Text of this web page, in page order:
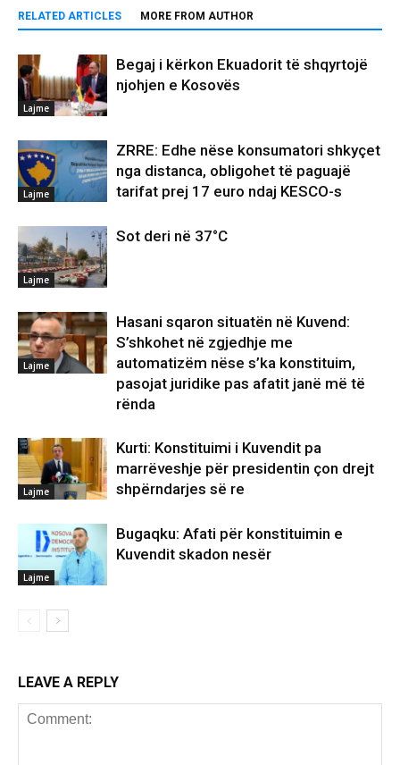
RELATED ARTICLES MORE FROM AUTHOR
Lajme
Begaj i kërkon Ekuadorit të shqyrtojë
njohjen e Kosovës
Lajme
ZRRE: Edhe nëse konsumatori shkyçet
nga distanca, obligohet të paguajë
tarifat prej 17 euro ndaj KESCO-s
Lajme
Sot deri në 37°C
Lajme
Hasani sqaron situatën në Kuvend:
S’shkohet në zgjedhje me
automatizëm nëse s’ka konstituim,
pasojat juridike pas afatit janë më të
rënda
Lajme
Kurti: Konstituimi i Kuvendit pa
marrëveshje për presidentin çon drejt
shpërndarjes së re
Lajme
Bugaqku: Afati për konstituimin e
Kuvendit skadon nesër
LEAVE A REPLY